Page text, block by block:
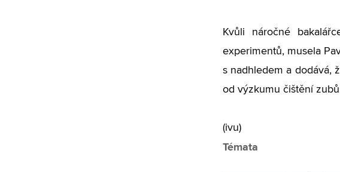
Kvůli náročné
experimentů, musela
s nadhledem a dodává,
od výzkumu čištění
(ivu)
Témata